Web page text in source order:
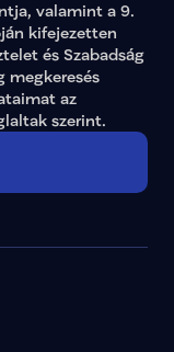
valamint a 9.
kifejezetten
és Szabadság
megkeresés
szerint.